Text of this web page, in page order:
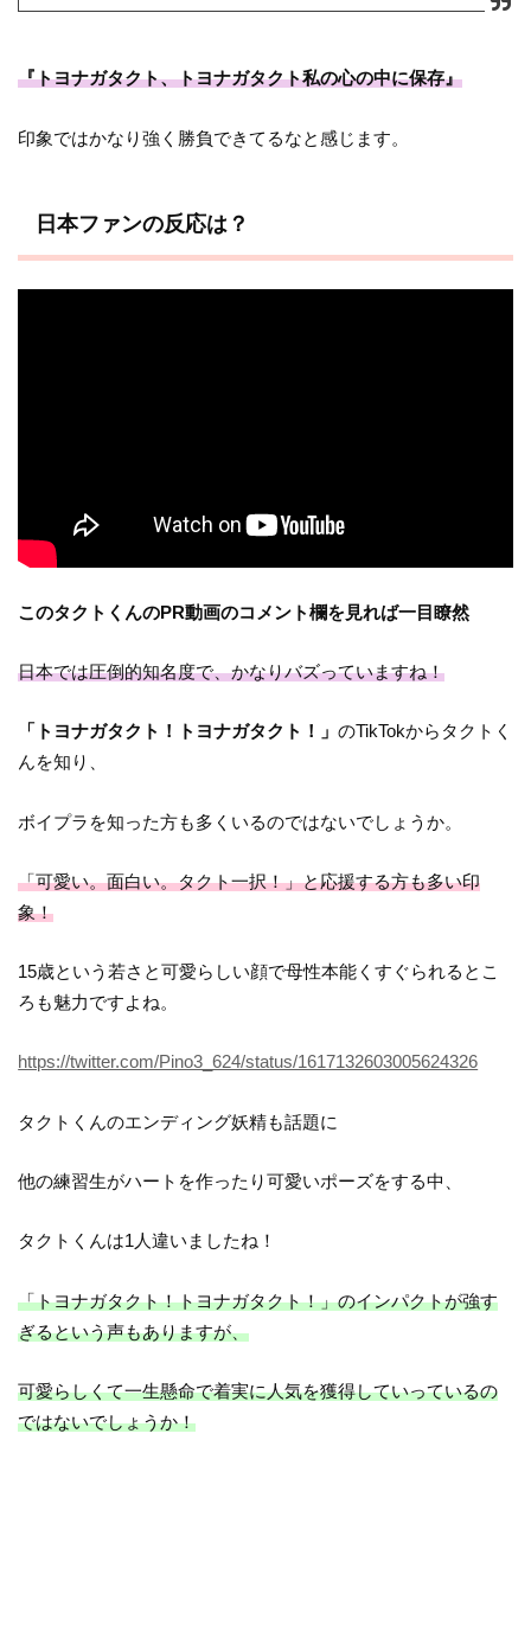
『トヨナガタクト、トヨナガタクト私の心の中に保存』
印象ではかなり強く勝負できてるなと感じます。
日本ファンの反応は？
このタクトくんのPR動画のコメント欄を見れば一目瞭然
日本では圧倒的知名度で、かなりバズっていますね！
「トヨナガタクト！トヨナガタクト！」のTikTokからタクトく
んを知り、
ボイプラを知った方も多くいるのではないでしょうか。
「可愛い。面白い。タクト一択！」と応援する方も多い印
象！
15歳という若さと可愛らしい顔で母性本能くすぐられるとこ
ろも魅力ですよね。
https://twitter.com/Pino3_624/status/1617132603005624326
タクトくんのエンディング妖精も話題に
他の練習生がハートを作ったり可愛いポーズをする中、
タクトくんは1人違いましたね！
「トヨナガタクト！トヨナガタクト！」のインパクトが強す
ぎるという声もありますが、
可愛らしくて一生懸命で着実に人気を獲得していっているの
ではないでしょうか！